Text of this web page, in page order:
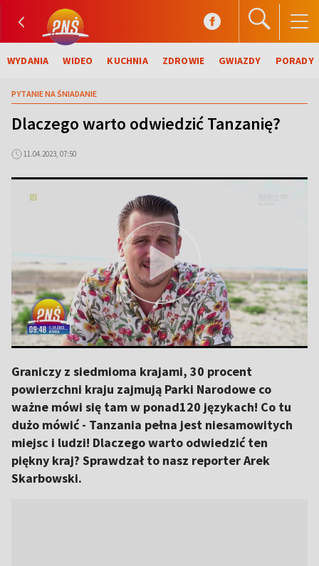
WYDANIA WIDEO KUCHNIA ZDROWIE GWIAZDY PORADY
PYTANIE NA ŚNIADANIE
Dlaczego warto odwiedzić Tanzanię?
11.04.2023, 07:50
Graniczy z siedmioma krajami, 30 procent
powierzchni kraju zajmują Parki Narodowe co
ważne mówi się tam w ponad120 językach! Co tu
dużo mówić - Tanzania pełna jest niesamowitych
miejsc i ludzi! Dlaczego warto odwiedzić ten
piękny kraj? Sprawdzał to nasz reporter Arek
Skarbowski.